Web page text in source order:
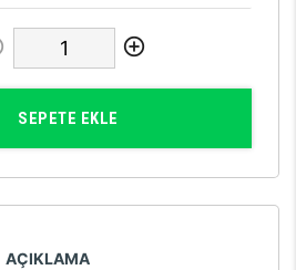
SEPETE EKLE
AÇIKLAMA